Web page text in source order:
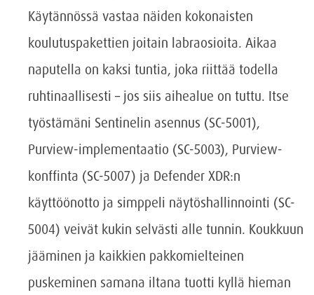
Käytännössä vastaa näiden kokonaisten
koulutuspakettien joitain labraosioita. Aikaa
naputella on kaksi tuntia, joka riittää todella
ruhtinaallisesti – jos siis aihealue on tuttu. Itse
työstämäni Sentinelin asennus (SC-5001),
Purview-implementaatio (SC-5003), Purview-
konffinta (SC-5007) ja Defender XDR:n
käyttöönotto ja simppeli näytöshallinnointi (SC-
5004) veivät kukin selvästi alle tunnin. Koukkuun
jääminen ja kaikkien pakkomielteinen
puskeminen samana iltana tuotti kyllä hieman